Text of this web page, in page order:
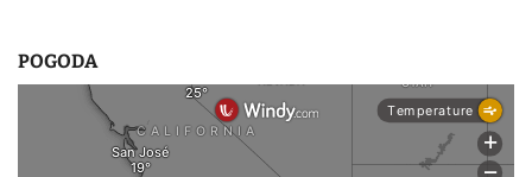
POGODA